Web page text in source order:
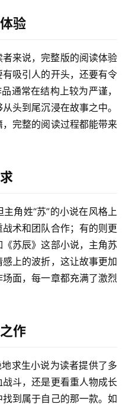
验
来说，完整版的阅读体验
吸引人的开头，还要有令
通常在结构上较为严谨，
头到尾沉浸在故事之中。
完整的阅读过程都能带来
角姓“苏”的小说在风格上
术和团队合作；有的则更
苏辰》这部小说，主角苏
上的波折，这让故事更加
面，每一章都充满了激烈
作
求生小说为读者提供了多
斗，还是更看重人物成长
到属于自己的那一款。如